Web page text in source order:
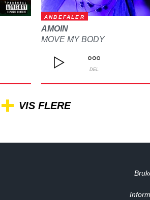
ANBEFALER
AMOIN
MOVE MY BODY
DEL
VIS FLERE